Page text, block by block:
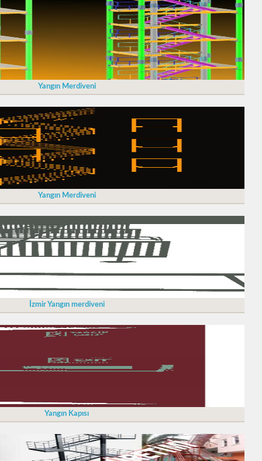
Yangın Merdiveni
Yangın Merdiveni
İzmir Yangın merdiveni
Yangın Kapısı